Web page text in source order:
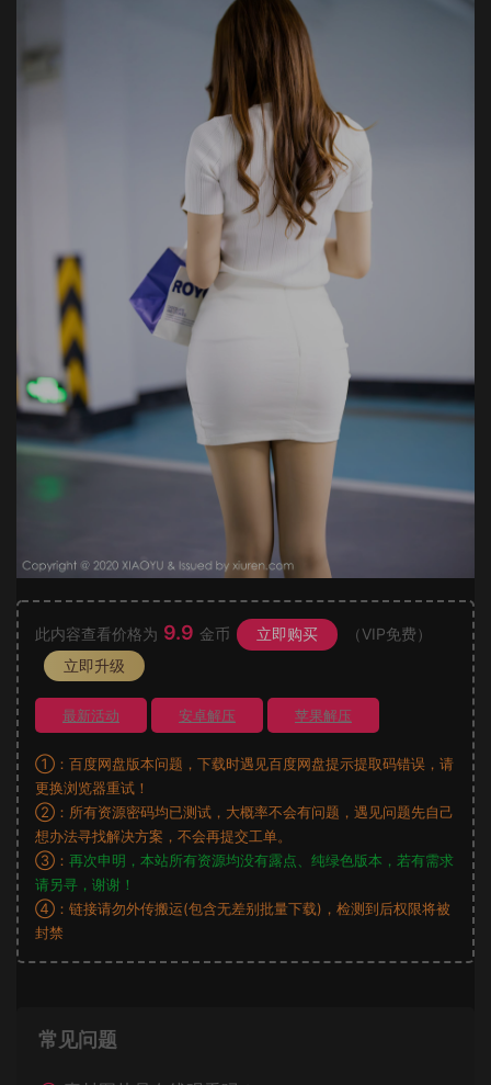
此内容查看价格为 9.9 金币 立即购买
（VIP免费）
立即升级
最新活动 安卓解压 苹果解压
①：百度网盘版本问题，下载时遇见百度网盘提示提取码错误，请
更换浏览器重试！
②：所有资源密码均已测试，大概率不会有问题，遇见问题先自己
想办法寻找解决方案，不会再提交工单。
③： 再次申明，本站所有资源均没有露点、纯绿色版本，若有需求
请另寻，谢谢！
④：链接请勿外传搬运(包含无差别批量下载)，检测到后权限将被
封禁
常见问题